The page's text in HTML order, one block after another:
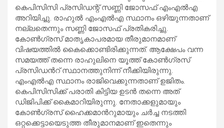
കെപിസിസി പ്രസിഡന്റ് സണ്ണി ജോസഫ് എംഎല്‍എ
അറിയിച്ചു. രാഹുല്‍ എംഎല്‍എ സ്ഥാനം ഒഴിയുന്നതാണ്
നല്ലതെന്നും സണ്ണി ജോസഫ് പ്രതികരിച്ചു.
കോണ്‍ഗ്രസ് മാതൃകാപരമായ തീരുമാനമാണ്
വിഷയത്തില്‍ കൈക്കൊണ്ടിരിക്കുന്നത്. ആക്ഷേപം വന്ന
സമയത്ത് തന്നെ രാഹുലിനെ യൂത്ത് കോണ്‍ഗ്രസ്
പ്രസിഡന്‍റ് സ്ഥാനത്തുനിന്ന് നീക്കിയിരുന്നു.
എംഎല്‍എ സ്ഥാനം രാജിവെക്കുന്നതാണ് ഉജിതം.
കെപിസിസിക്ക് പരാതി കിട്ടിയ ഉടൻ തന്നെ അത്
ഡിജിപിക്ക് കൈമാറിയിരുന്നു. നേതാക്കളുമായും
കോണ്‍ഗ്രസ് ഹൈക്കമാന്‍റുമായും ചര്‍ച്ച നടത്തി
ഒറ്റക്കെട്ടായെടുത്ത തീരുമാനമാണ് ഇതെന്നും